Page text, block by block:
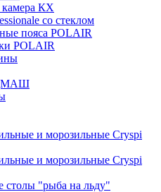
камера КХ
со стеклом
пояса POLAIR
POLAIR
и морозильные Cryspi
и морозильные Cryspi
столы "рыба на льду"